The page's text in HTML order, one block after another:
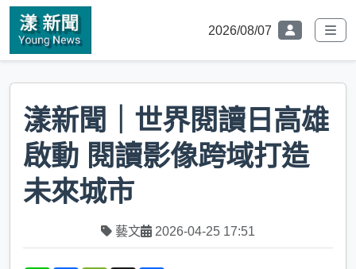
2026/08/07
漾新聞｜世界閱讀日高雄
啟動 閱讀影像跨域打造
未來城市
藝文 2026-04-25 17:51